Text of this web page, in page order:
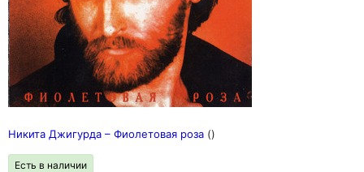
Никита Джигурда – Фиолетовая роза ()
Есть в наличии